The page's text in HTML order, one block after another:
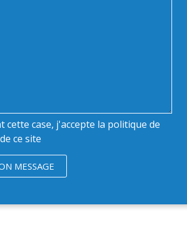
cette case, j'accepte la politique de
ce site